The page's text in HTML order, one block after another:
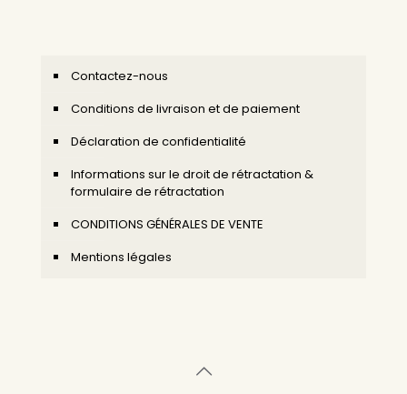
Contactez-nous
Conditions de livraison et de paiement
Déclaration de confidentialité
Informations sur le droit de rétractation &
formulaire de rétractation
CONDITIONS GÉNÉRALES DE VENTE
Mentions légales